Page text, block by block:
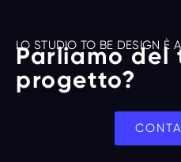
LO STUDIO TO BE DESIGN È
Parliamo del
progetto?